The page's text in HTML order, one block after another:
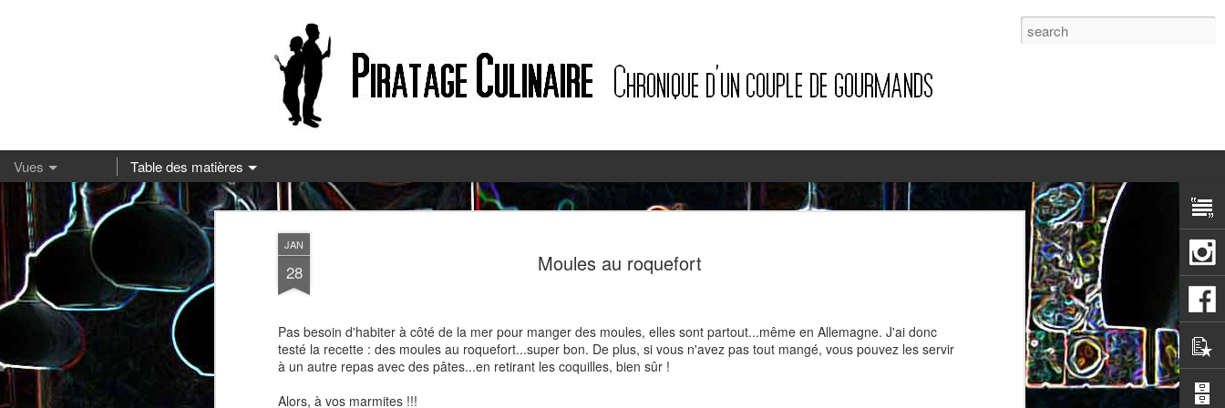
JAN
28 Moules au roquefort
Pas besoin d'habiter à côté de la mer pour manger des moules, elles sont partout...même en Allemagne. J'ai donc
testé la recette : des moules au roquefort...super bon. De plus, si vous n'avez pas tout mangé, vous pouvez les servir
à un autre repas avec des pâtes...en retirant les coquilles, bien sûr !
Alors, à vos marmites !!!
Pizza à la mozzarella et à la
13
Embeurrée de chou à la
2
Pizza à la pancetta et à la